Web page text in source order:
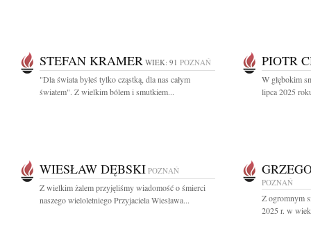
STEFAN KRAMER WIEK: 91 POZNAŃ
"Dla świata byłeś tylko cząstką, dla nas całym
światem". Z wielkim bólem i smutkiem...
PIOTR
W głębokim
lipca 2025
WIESŁAW DĘBSKI POZNAŃ
Z wielkim żalem przyjęliśmy wiadomość o śmierci
naszego wieloletniego Przyjaciela Wiesława...
POZNAŃ
Z ogromnym
2025 r. w